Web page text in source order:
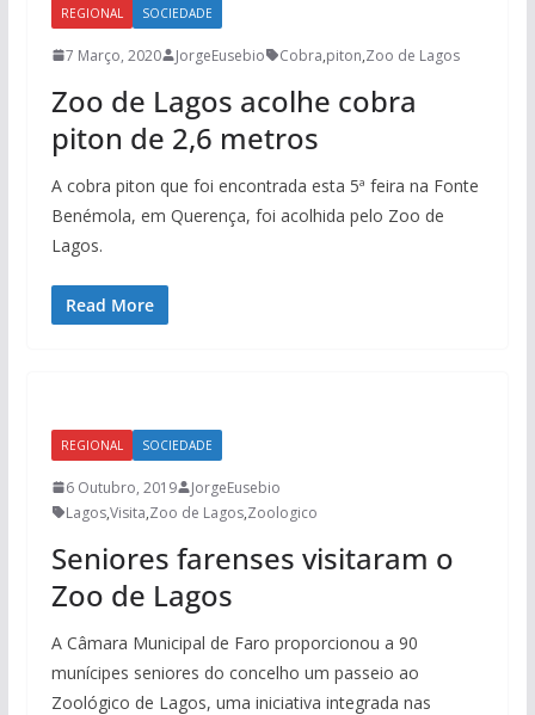
REGIONAL SOCIEDADE
7 Março, 2020 JorgeEusebio Cobra,piton,Zoo de Lagos
Zoo de Lagos acolhe cobra
piton de 2,6 metros
A cobra piton que foi encontrada esta 5ª feira na Fonte
Benémola, em Querença, foi acolhida pelo Zoo de
Lagos.
Read More
REGIONAL SOCIEDADE
6 Outubro, 2019
JorgeEusebio
Lagos,Visita,Zoo de Lagos,Zoologico
Seniores farenses visitaram o
Zoo de Lagos
A Câmara Municipal de Faro proporcionou a 90
munícipes seniores do concelho um passeio ao
Zoológico de Lagos, uma iniciativa integrada nas